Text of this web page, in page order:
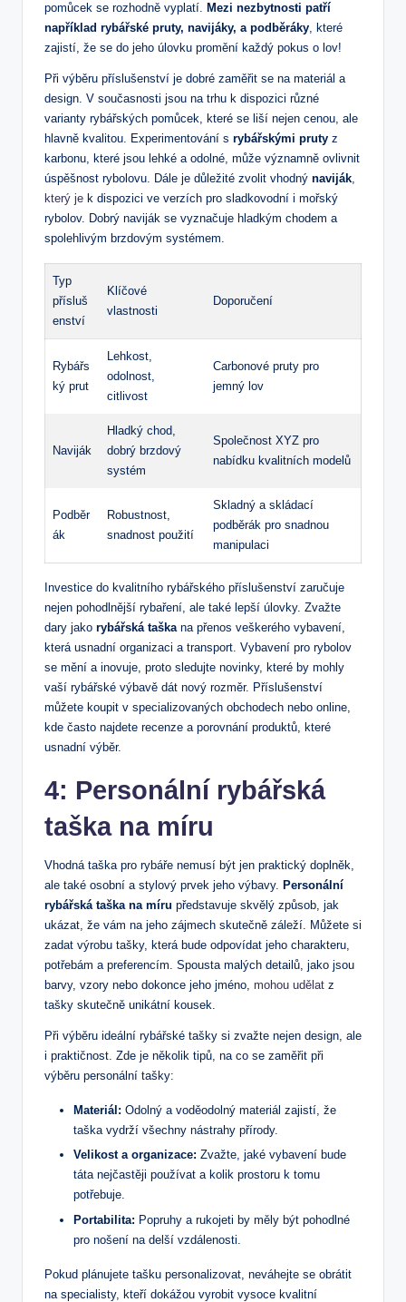
pomůcek se rozhodně vyplatí. Mezi nezbytnosti patří
například rybářské pruty, navijáky, a podběráky, které
zajistí, že se do jeho úlovku promění každý pokus o lov!
Při výběru příslušenství je dobré zaměřit se na materiál a
design. V současnosti jsou na trhu k dispozici různé
varianty rybářských pomůcek, které se liší nejen cenou, ale
hlavně kvalitou. Experimentování s rybářskými pruty z
karbonu, které jsou lehké a odolné, může významně ovlivnit
úspěšnost rybolovu. Dále je důležité zvolit vhodný naviják,
který je k dispozici ve verzích pro sladkovodní i mořský
rybolov. Dobrý naviják se vyznačuje hladkým chodem a
spolehlivým brzdovým systémem.
Typ
přísluš
enství
Klíčové
vlastnosti
Doporučení
Rybářs
ký prut
Lehkost,
odolnost,
citlivost
Carbonové pruty pro
jemný lov
Naviják
Hladký chod,
dobrý brzdový
systém
Společnost XYZ pro
nabídku kvalitních modelů
Podběr
ák
Robustnost,
snadnost použití
Skladný a skládací
podběrák pro snadnou
manipulaci
Investice do kvalitního rybářského příslušenství zaručuje
nejen pohodlnější rybaření, ale také lepší úlovky. Zvažte
dary jako rybářská taškana přenos veškerého vybavení,
která usnadní organizaci a transport. Vybavení pro rybolov
se mění a inovuje, proto sledujte novinky, které by mohly
vaší rybářské výbavě dát nový rozměr. Příslušenství
můžete koupit v specializovaných obchodech nebo online,
kde často najdete recenze a porovnání produktů, které
usnadní výběr.
4: Personální rybářská
taška na míru
Vhodná taška pro rybáře nemusí být jen praktický doplněk,
ale také osobní a stylový prvek jeho výbavy. Personální
rybářská taška na míru představuje skvělý způsob, jak
ukázat, že vám na jeho zájmech skutečně záleží. Můžete si
zadat výrobu tašky, která bude odpovídat jeho charakteru,
potřebám a preferencím. Spousta malých detailů, jako jsou
barvy, vzory nebo dokonce jeho jméno, mohou udělat z
tašky skutečně unikátní kousek.
Při výběru ideální rybářské tašky si zvažte nejen design, ale
i praktičnost. Zde je několik tipů, na co se zaměřit při
výběru personální tašky:
Materiál: Odolný a voděodolný materiál zajistí, že
taška vydrží všechny nástrahy přírody.
Velikost a organizace: Zvažte, jaké vybavení bude
táta nejčastěji používat a kolik prostoru k tomu
potřebuje.
Portabilita: Popruhy a rukojeti by měly být pohodlné
pro nošení na delší vzdálenosti.
Pokud plánujete tašku personalizovat, neváhejte se obrátit
na specialisty, kteří dokážou vyrobit vysoce kvalitní